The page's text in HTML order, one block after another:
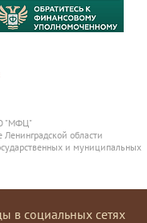
"МФЦ"
области
и муниципальных
в социальных сетях